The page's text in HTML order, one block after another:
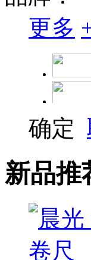
更多
确定
新品推